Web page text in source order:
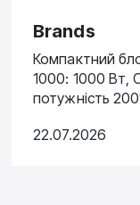
Brands
Компактний
1000: 1000 Вт,
потужність
22.07.2026